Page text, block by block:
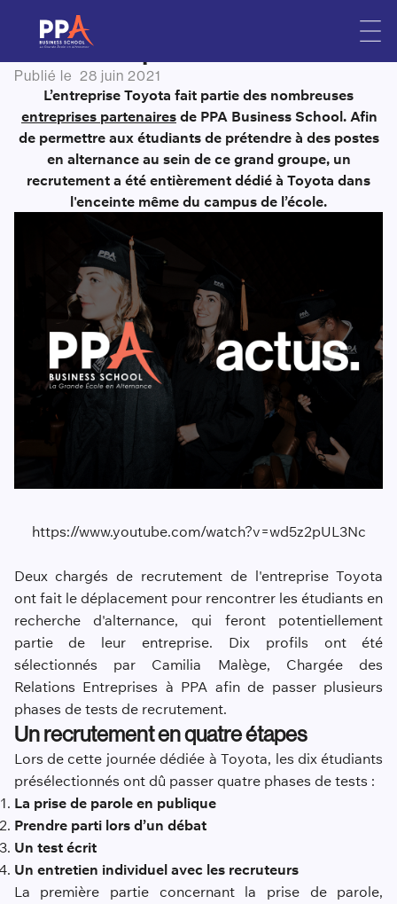
Le recrutement dédié Toyota
sur le campus de PPA
Publié le 28 juin 2021
L’entreprise Toyota fait partie des nombreuses
entreprises partenaires de PPA Business School. Afin
de permettre aux étudiants de prétendre à des postes
en alternance au sein de ce grand groupe, un
recrutement a été entièrement dédié à Toyota dans
l'enceinte même du campus de l’école.
https://www.youtube.com/watch?v=wd5z2pUL3Nc
Deux chargés de recrutement de l'entreprise Toyota
ont fait le déplacement pour rencontrer les étudiants en
recherche d'alternance, qui feront potentiellement
partie de leur entreprise. Dix profils ont été
sélectionnés par Camilia Malège, Chargée des
Relations Entreprises à PPA afin de passer plusieurs
phases de tests de recrutement.
Un recrutement en quatre étapes
Lors de cette journée dédiée à Toyota, les dix étudiants
présélectionnés ont dû passer quatre phases de tests :
La prise de parole en publique
Prendre parti lors d’un débat
Un test écrit
Un entretien individuel avec les recruteurs
La première partie concernant la prise de parole,